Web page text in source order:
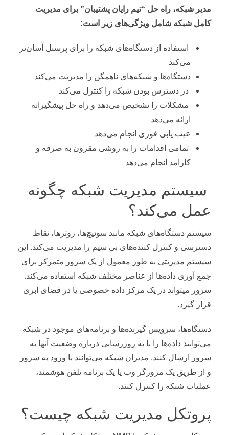
مدیر شبکه، راه حل “تیم رایان پشتیبان” برای مدیریت
کامل شبکه شامل ویژگی‌های زیر است:
استفاده از دستگاه‌های شبکه را برای پرسنل آسان‌تر
می‌کند
دستگاه‌ها و شبکه‌های ناهمگن را مدیریت می‌کند
در دسترس بودن شبکه را کنترل می‌کند
مشکلات را تشخیص می‌دهد و راه حل پیشگیرانه
ارائه می‌دهد
عیب یابی فوری انجام می‌دهد
تمامی اقدامات را به روشی مقرون به صرفه و
کارامد انجام می‌دهد
سیستم مدیریت شبکه چگونه
عمل می‌کند؟
سیستم دستگاه‌های شبکه مانند سوئیچ‌ها، روترها، نقاط
دسترسی و کنترل کننده‌های بی سیم را مدیریت می‌کند. این
سیستم مدیریتی به طور معمول از یک سرور متمرکز برای
جمع آوری داده‌ها از عناصر مختلف شبکه استفاده می‌کند.
سرور میتواند در یک مرکز داده خصوصی یا در فضای ابری
قرار گیرد.
دستگاه‌ها، سرویس گیرنده‌ها و برنامه‌های موجود در شبکه
می‌توانند داده‌ها را با به روزرسانی درباره وضعیت آنها به
سرور ارسال کنند. مدیران شبکه می‌توانند با ورود به سرور
و از طریق یک مرورگر وب یا یک برنامه تلفن هوشمند،
عملیات شبکه را کنترل کنند.
پروتکل مدیریت شبکه چیست؟